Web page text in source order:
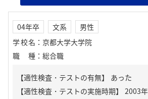
04年卒 文系
男性
学校名 ： 京都大学大学院
職種 ： 総合職
【適性検査・テストの有無】 あった